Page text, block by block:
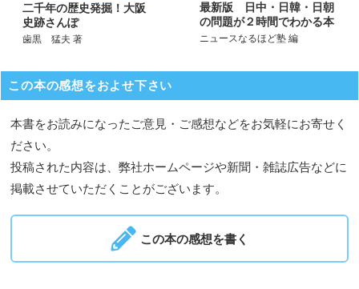
二千年の歴史発掘！大阪
史跡さんぽ
歯黒 猛夫 著
最新版 日中・日韓・日朝
の問題が２時間でわかる本
ニュースなるほど塾 編
この本の感想をおよせ下さい
本書をお読みになったご意見・ご感想などをお気軽にお寄せく
ださい。
投稿された内容は、弊社ホームページや新聞・雑誌広告などに
掲載させていただくことがございます。
この本の感想を書く